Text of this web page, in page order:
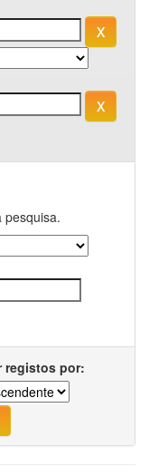
pesquisa.
registos por: